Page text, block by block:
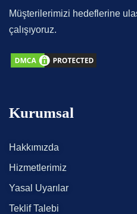
Müşterilerimizi hedeflerine
çalışıyoruz.
Kurumsal
Hakkımızda
Hizmetlerimiz
Yasal Uyarılar
Teklif Talebi